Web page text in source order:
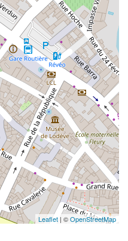
Leaflet | ©OpenStreetMap